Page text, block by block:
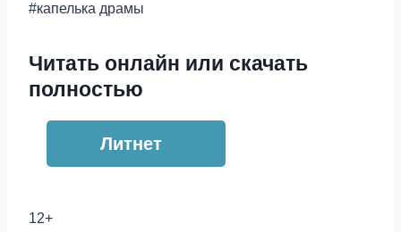
#капелька драмы
Читать онлайн или скачать
полностью
Литнет
12+